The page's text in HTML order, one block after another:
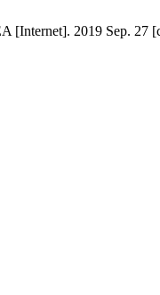
[Internet]. 2019 Sep.